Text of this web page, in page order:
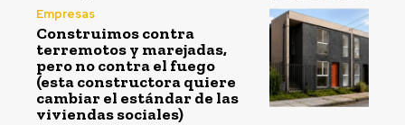
Empresas
Construimos contra
terremotos y marejadas,
pero no contra el fuego
(esta constructora quiere
cambiar el estándar de las
viviendas sociales)